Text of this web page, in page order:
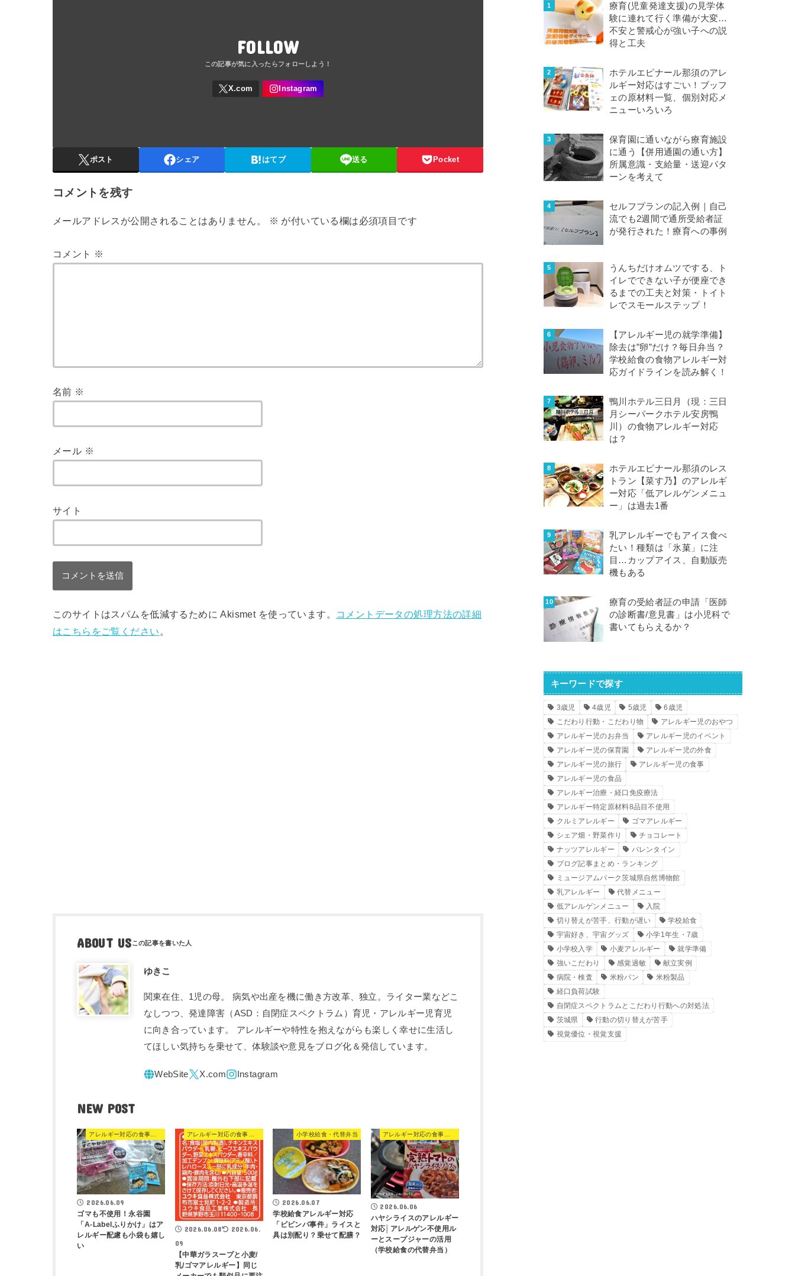
FOLLOW
ポスト シェア はてブ 送る Pocket
コメントを残す
メールアドレスが公開されることはありません。 ※ が付いている欄は必須項目です
コメント ※
名前 ※
メール ※
サイト
このサイトはスパムを低減するために Akismet を使っています。
コメントデータの処理方法の詳細
はこちらをご覧ください 。
ABOUT US
ゆきこ
関東在住、1児の母。 病気や出産を機に働き方改革、独立。ライター業などこ
なしつつ、発達障害（ASD：自閉症スペクトラム）育児・アレルギー児育児
に向き合っています。 アレルギーや特性を抱えながらも楽しく幸せに生活し
てほしい気持ちを乗せて、体験談や意見をブログ化＆発信しています。
NEW POST
2026.06.09
ゴマも不使用！永谷園
「A-Labelふりかけ」はア
レルギー配慮も小袋も嬉し
い
2026.06.08
2026.06.
09
【中華ガラスープと小麦/
乳/ゴマアレルギー】同じ
小学校給食・代替弁当
2026.06.07
学校給食アレルギー対応
「ビビンバ事件」ライスと
具は別配り？乗せて配膳？
2026.06.06
ハヤシライスのアレルギー
対応│アレルゲン不使用ル
ーとスープジャーの活用
（学校給食の代替弁当）
療育(児童発達支援)の見学体
験に連れて行く準備が大変…
不安と警戒心が強い子への説
得と工夫
ホテルエピナール那須のアレ
ルギー対応はすごい！ブッフ
ェの原材料一覧、個別対応メ
ニューいろいろ
保育園に通いながら療育施設
に通う【併用通園の通い方】
所属意識・支給量・送迎パタ
ーンを考えて
セルフプランの記入例｜自己
流でも2週間で通所受給者証
が発行された！療育への事例
うんちだけオムツでする、ト
イレでできない子が便座でき
るまでの工夫と対策・トイト
レでスモールステップ！
【アレルギー児の就学準備】
除去は”卵”だけ？毎日弁当？
学校給食の食物アレルギー対
応ガイドラインを読み解く！
鴨川ホテル三日月（現：三日
月シーパークホテル安房鴨
川）の食物アレルギー対応
は？
ホテルエピナール那須のレス
トラン【菜す乃】のアレルギ
ー対応「低アレルゲンメニュ
ー」は過去1番
乳アレルギーでもアイス食べ
たい！種類は「氷菓」に注
目…カップアイス、自動販売
機もある
療育の受給者証の申請「医師
の診断書/意見書」は小児科で
書いてもらえるか？
キーワードで探す
3歳児 4歳児 5歳児
6歳児
こだわり行動・こだわり物
アレルギー児のおやつ
アレルギー児のお弁当
アレルギー児のイベント
アレルギー児の保育園
アレルギー児の外食
アレルギー児の旅行
アレルギー児の食事
アレルギー児の食品
アレルギー治療・経口免疫療法
アレルギー特定原材料8品目不使用
クルミアレルギー
ゴマアレルギー
シェア畑・野菜作り
チョコレート
ナッツアレルギー
バレンタイン
ブログ記事まとめ・ランキング
ミュージアムパーク茨城県自然博物館
乳アレルギー
代替メニュー
低アレルゲンメニュー
入院
切り替えが苦手、行動が遅い
学校給食
宇宙好き、宇宙グッズ
小学1年生・7歳
小学校入学
小麦アレルギー
就学準備
強いこだわり
感覚過敏
献立実例
病院・検査
米粉パン
米粉製品
経口負荷試験
自閉症スペクトラムとこだわり行動への対処法
茨城県
行動の切り替えが苦手
視覚優位・視覚支援